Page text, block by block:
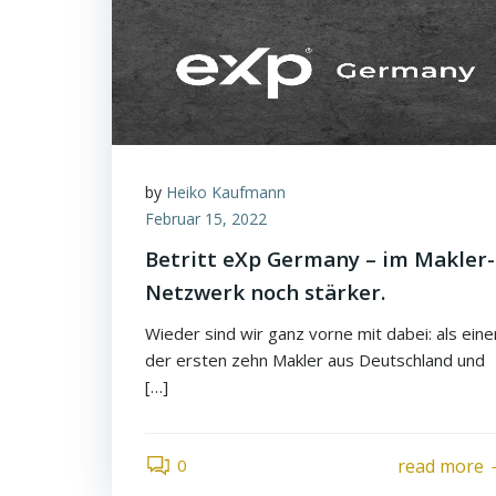
by Heiko Kaufmann
Februar 15, 2022
Betritt eXp Germany – im Makler-
Netzwerk noch stärker.
Wieder sind wir ganz vorne mit dabei: als
der ersten zehn Makler aus Deutschland und
[…]
0 read more